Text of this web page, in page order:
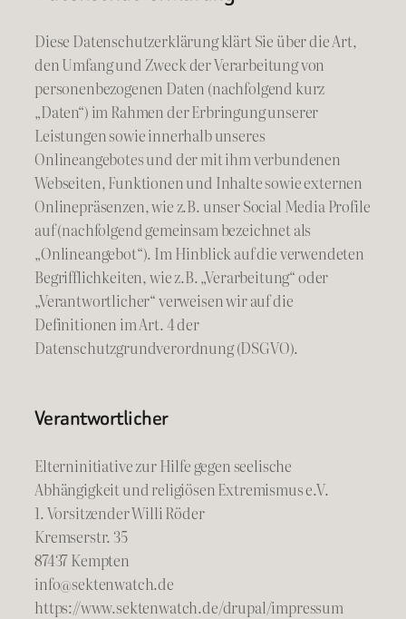
Diese Datenschutzerklärung klärt Sie über die Art,
den Umfang und Zweck der Verarbeitung von
personenbezogenen Daten (nachfolgend kurz
„Daten“) im Rahmen der Erbringung unserer
Leistungen sowie innerhalb unseres
Onlineangebotes und der mit ihm verbundenen
Webseiten, Funktionen und Inhalte sowie externen
Onlinepräsenzen, wie z.B. unser Social Media Profile
auf (nachfolgend gemeinsam bezeichnet als
„Onlineangebot“). Im Hinblick auf die verwendeten
Begrifflichkeiten, wie z.B. „Verarbeitung“ oder
„Verantwortlicher“ verweisen wir auf die
Definitionen im Art. 4 der
Datenschutzgrundverordnung (DSGVO).
Verantwortlicher
Elterninitiative zur Hilfe gegen seelische
Abhängigkeit und religiösen Extremismus e.V.
1. Vorsitzender Willi Röder
Kremserstr. 35
87437 Kempten
info@sektenwatch.de
https://www.sektenwatch.de/drupal/impressum